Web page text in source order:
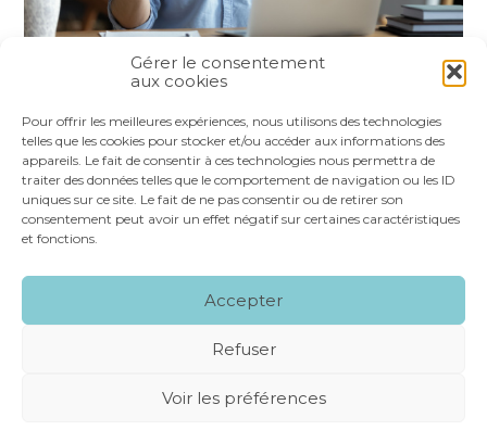
Gérer le consentement
aux cookies
Pour offrir les meilleures expériences, nous utilisons des technologies
telles que les cookies pour stocker et/ou accéder aux informations des
appareils. Le fait de consentir à ces technologies nous permettra de
traiter des données telles que le comportement de navigation ou les ID
uniques sur ce site. Le fait de ne pas consentir ou de retirer son
consentement peut avoir un effet négatif sur certaines caractéristiques
et fonctions.
Accepter
Refuser
Voir les préférences
FaceBook
TwitterLinkedIn
Footer
NOS SERVICES
NOS SPÉCIALITÉS
RECRUTEMENT CONTACT
MENTIONS LÉGALES PLAN DU SITE